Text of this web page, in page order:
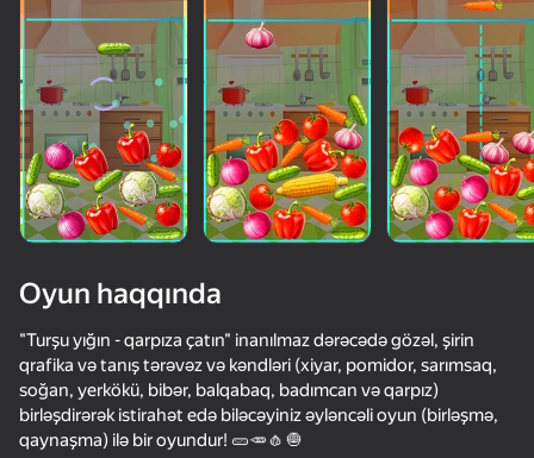
50+ top oyun. Hamı tərəfindən
sevimli. Hətta "qeyri-oyunçular"
Oyun haqqında
"Turşu yığın - qarpıza çatın" inanılmaz dərəcədə gözəl, şirin
qrafika və tanış tərəvəz və kəndləri (xiyar, pomidor, sarımsaq,
soğan, yerkökü, bibər, balqabaq, badımcan və qarpız)
birləşdirərək istirahət edə biləcəyiniz əyləncəli oyun (birləşmə,
qaynaşma) ilə bir oyundur! 🥒🥕🧄🧅